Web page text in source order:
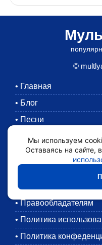
©
• Главная
• Блог
• Песни
Раскраски
Картинки
•
•
• Правообладателям
• Политика
• Политика
Мы используем
Оставаясь на сайте,